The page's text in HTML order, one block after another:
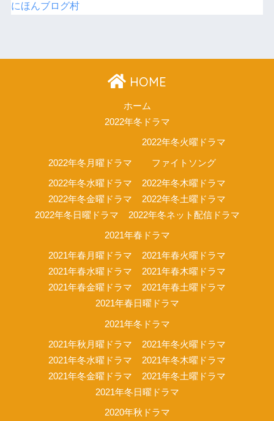
にほんブログ村
HOME
ホーム
2022年冬ドラマ
2022年冬月曜ドラマ
2022年冬火曜ドラマ
ファイトソング
2022年冬水曜ドラマ
2022年冬木曜ドラマ
2022年冬金曜ドラマ
2022年冬土曜ドラマ
2022年冬日曜ドラマ
2022年冬ネット配信ドラマ
2021年春ドラマ
2021年春月曜ドラマ
2021年春火曜ドラマ
2021年春水曜ドラマ
2021年春木曜ドラマ
2021年春金曜ドラマ
2021年春土曜ドラマ
2021年春日曜ドラマ
2021年冬ドラマ
2021年秋月曜ドラマ
2021年冬火曜ドラマ
2021年冬水曜ドラマ
2021年冬木曜ドラマ
2021年冬金曜ドラマ
2021年冬土曜ドラマ
2021年冬日曜ドラマ
2020年秋ドラマ